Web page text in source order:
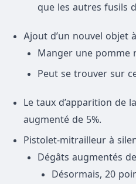
que les autres fusils
Ajout d’un nouvel objet
Manger une pomme
Peut se trouver sur
Le taux d’apparition de
augmenté de 5%.
Pistolet-mitrailleur à
Dégâts augmentés
Désormais, 20